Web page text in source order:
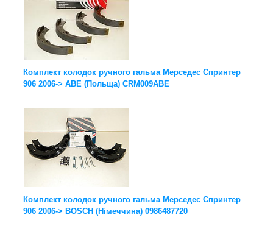
Комплект колодок ручного гальма Мерседес Спринтер
906 2006-> ABE (Польща) CRM009ABE
Комплект колодок ручного гальма Мерседес Спринтер
906 2006-> BOSCH (Німеччина) 0986487720